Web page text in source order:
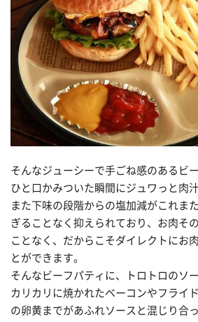
そんなジューシーで手ごね感のあるビ
ひと口かみついた瞬間にジュワっと肉
また下味の段階からの塩加減がこれま
ぎることなく抑えられており、お肉そ
ことなく、だからこそダイレクトにお
とができます。
そんなビーフパティに、トロトロのソ
カリカリに焼かれたベーコンやフラ
の卵黄までがあふれソースと混じり合